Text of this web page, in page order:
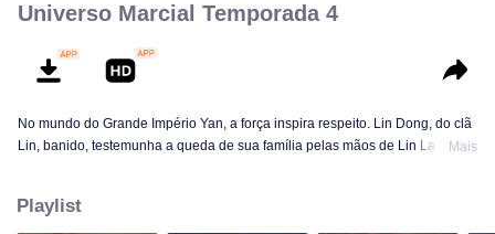
Universo Marcial Temporada 4
No mundo do Grande Império Yan, a força inspira respeito. Lin Dong, do clã
Lin, banido, testemunha a queda de sua família pelas mãos de Lin Langtian,
ele descobre um talismã misterioso, revelando um destino além de sua
Mais
Playlist